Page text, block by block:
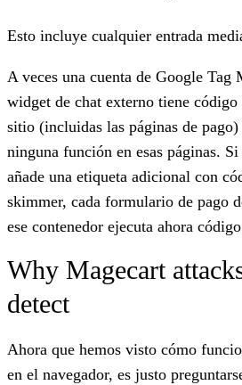
Esto incluye cualquier entrada
A veces una cuenta de Google Tag
widget de chat externo tiene código
sitio (incluidas las páginas de
ninguna función en esas páginas.
añade una etiqueta adicional con
skimmer, cada formulario de pago
ese contenedor ejecuta ahora
Why Magecart
detect
Ahora que hemos visto cómo
en el navegador, es justo